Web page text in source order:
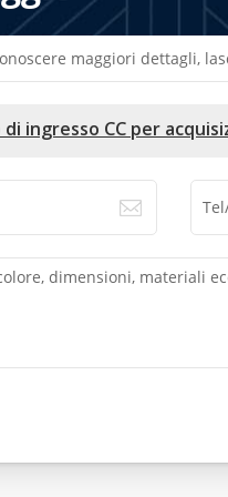
maggiori dettagli,
ingresso CC per